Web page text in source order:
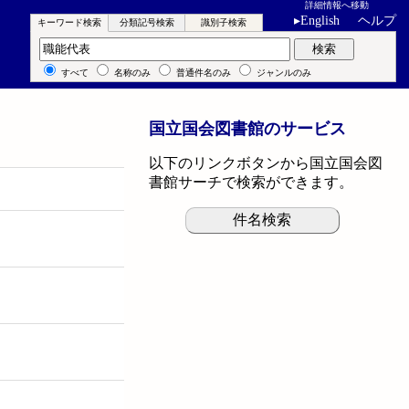
詳細情報へ移動
▸English ヘルプ
キーワード検索 分類記号検索 識別子検索
キーワード検索 検索
すべて 名称のみ 普通件名のみ ジャンルのみ
国立国会図書館のサービス
以下のリンクボタンから国立国会図
書館サーチで検索ができます。
件名検索